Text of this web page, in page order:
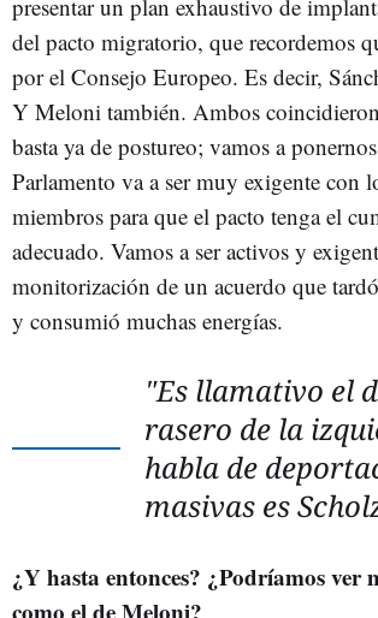
presentar un plan exhaustivo de
del pacto migratorio, que recordemos
por el Consejo Europeo. Es decir,
Y Meloni también. Ambos
basta ya de postureo; vamos a
Parlamento va a ser muy exigente con
miembros para que el pacto tenga el
adecuado. Vamos a ser activos y
monitorización de un acuerdo que
y consumió muchas energías.
"Es llamativo el
rasero de la
habla de
masivas es
¿Y hasta entonces? ¿Podríamos ver
como el de Meloni?